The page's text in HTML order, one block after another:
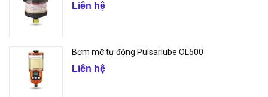
Liên hệ
Bơm mỡ tự động Pulsarlube OL500
Liên hệ